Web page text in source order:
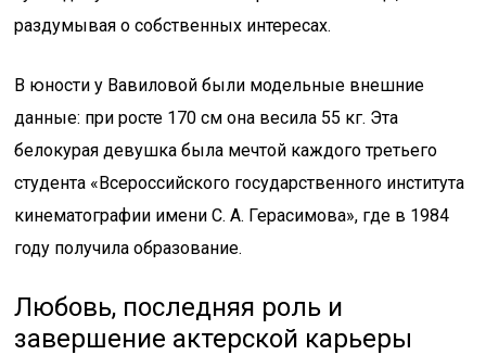
раздумывая о собственных интересах.
В юности у Вавиловой были модельные внешние
данные: при росте 170 см она весила 55 кг. Эта
белокурая девушка была мечтой каждого третьего
студента «Всероссийского государственного института
кинематографии имени С. А. Герасимова», где в 1984
году получила образование.
Любовь, последняя роль и
завершение актерской карьеры